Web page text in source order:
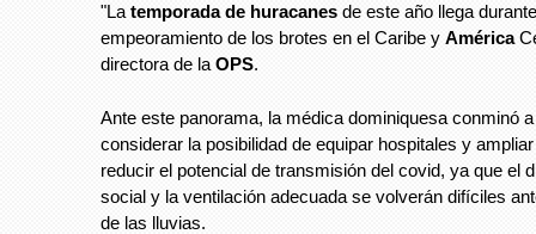
"La temporada de huracanes de este año llega
empeoramiento de los brotes en el Caribe y América
directora de la OPS.
Ante este panorama, la médica dominiquesa conminó
considerar la posibilidad de equipar hospitales y
reducir el potencial de transmisión del covid, ya que el
social y la ventilación adecuada se volverán difíciles
de las lluvias.